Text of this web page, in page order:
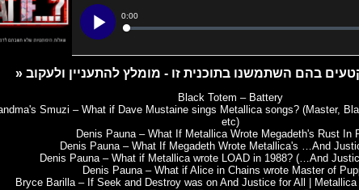
Black Totem – Battery
Smuzi – What if Dave Mustaine sings Metallica songs? (Master,
etc)
Denis Pauna – What If Metallica Wrote Megadeth's Rust In
Denis Pauna – What If Megadeth Wrote Metallica's …And
Denis Pauna – What if Metallica wrote LOAD in 1988? (…And
Denis Pauna – What if Alice in Chains wrote Master of
Bryce Barilla – If Seek and Destroy was on And Justice for All |